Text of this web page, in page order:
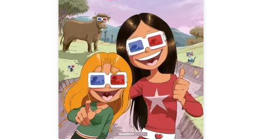
Les Sisters : 3D
Tome 01
Date de parution :
01/07/2026
En 3D, les Sisters sont encore
plus délirantes et déchaînées.
Ça saute aux yeux !